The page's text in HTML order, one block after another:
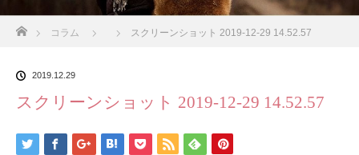
コラム スクリーンショット 2019-12-29 14.52.57
2019.12.29
スクリーンショット 2019-12-29 14.52.57